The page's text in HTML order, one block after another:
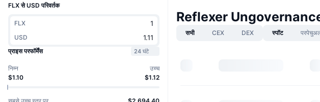
FLX से USD परिवर्तक
FLX
USD
प्राइस परफॉर्मेंस
24 घंटे
निम्न
$1.10
उच्च
$1.12
Reflexer Ungovernance
सभी CEX DEX स्पॉट